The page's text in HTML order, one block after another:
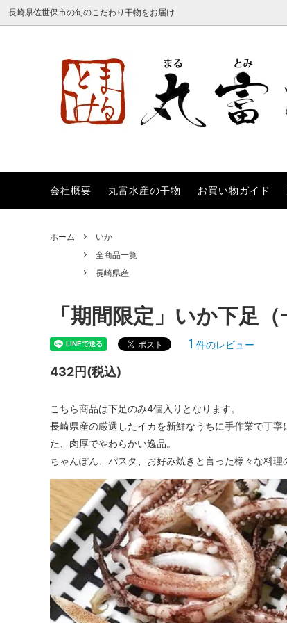
長崎県佐世保市の旬のこだわり干物をお届け
あご
のどぐろ
銀鮭
ほっけ え
詰め合わせ
全商品一覧
会社概要
会社概要 丸富水産の干物 お買い物ガイド
ホーム
いか
全商品一覧
長崎県産
「期間限定」いか下足（
1 件のレビュー
432円(税込)
こちら商品は下足のみ4個入りとなります。
長崎県産の厳選したイカを新鮮なうちに手作業で丁
た、肉厚でやわらかい逸品。
ちゃんぽん、パスタ、お好み焼きと言った様々な料